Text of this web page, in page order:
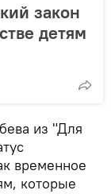
закон
детям
из "Для
временное
которые